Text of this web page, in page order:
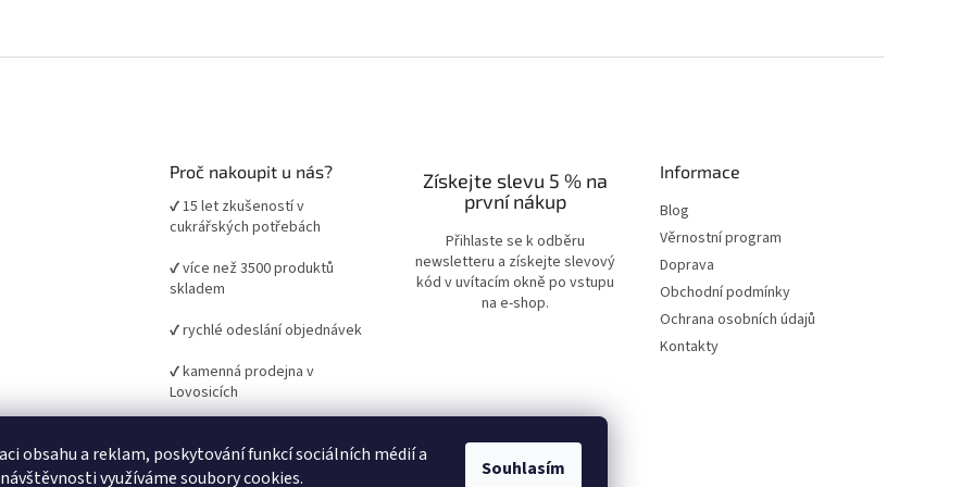
obsahu a reklam, poskytování funkcí sociálních médií a
využíváme soubory cookies.
Souhlasím
Proč nakoupit u nás?
✔ 15 let zkušeností v
cukrářských potřebách
✔ více než 3500 produktů
skladem
✔ rychlé odeslání objednávek
✔ kamenná prodejna v
Lovosicích
pro domácí i profesionální
pečení
Získejte slevu 5 % na
první nákup
Přihlaste se k odběru
newsletteru a získejte slevový
kód v uvítacím okně po vstupu
na e-shop.
Informace
Blog
Věrnostní program
Doprava
Obchodní podmínky
Ochrana osobních údajů
Kontakty